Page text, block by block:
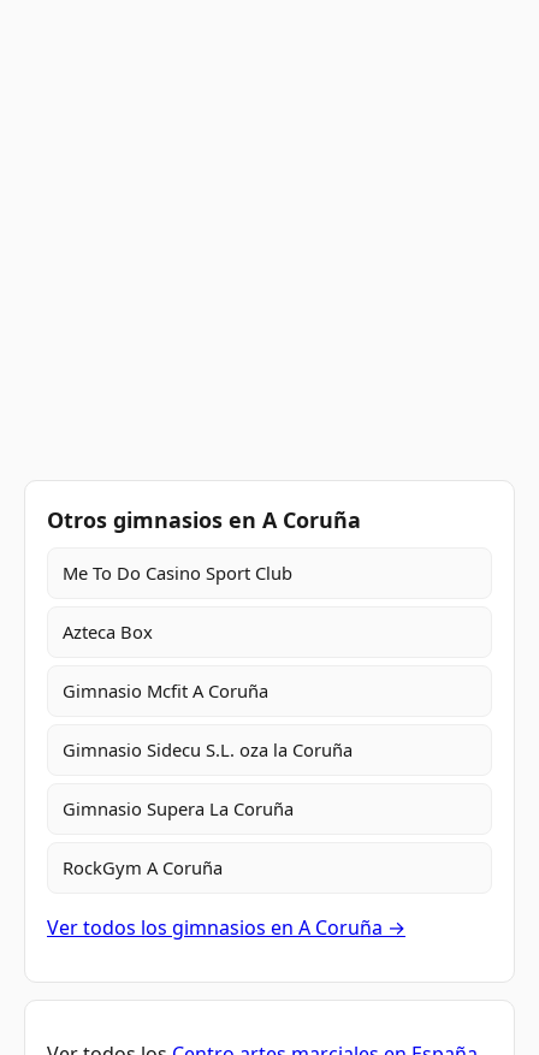
Otros gimnasios en A Coruña
Me To Do Casino Sport Club
Azteca Box
Gimnasio Mcfit A Coruña
Gimnasio Sidecu S.L. oza la Coruña
Gimnasio Supera La Coruña
RockGym A Coruña
Ver todos los gimnasios en A Coruña →